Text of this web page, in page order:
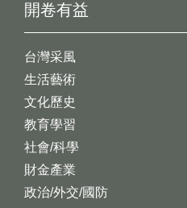
開卷有益
台灣采風
生活藝術
文化歷史
教育學習
社會/科學
財金產業
政治/外交/國防